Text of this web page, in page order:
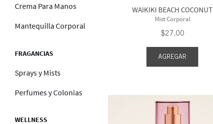
Crema Para Manos
Mantequilla Corporal
FRAGANCIAS
Sprays y Mists
Perfumes y Colonias
WELLNESS
WAIKIKI BEACH COCONUT
Mist Corporal
$27,00
AGREGAR